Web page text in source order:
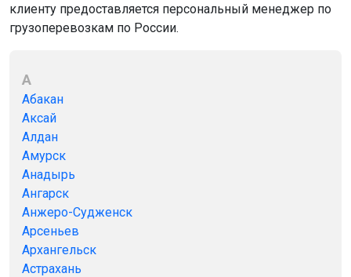
клиенту предоставляется персональный менеджер по
грузоперевозкам по России.
А
Абакан
Аксай
Алдан
Амурск
Анадырь
Ангарск
Анжеро-Судженск
Арсеньев
Архангельск
Астрахань